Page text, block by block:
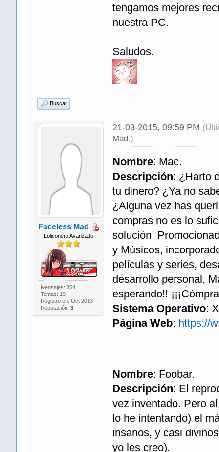
tengamos mejores
nuestra PC.
Saludos.
Buscar
Faceless Mad
Loliconero Avanzado
Mensajes: 354
Temas: 19
Registro en: Oct 2013
Reputación: 3
21-03-2015, 09:59 PM
Mad.)
Nombre: Mac.
Descripción: ¿Harto
tu dinero? ¿Ya no
¿Alguna vez has
compras no es lo
solución!
y Músicos,
películas y series,
desarrollo personal,
esperando!!
Sistema Operativo:
Página Web: https://
Nombre: Foobar.
Descripción: El
vez inventado. Pero
lo he intentando) el
insanos, y casi
yo les creo).